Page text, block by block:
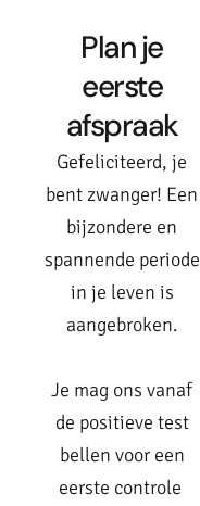
Plan je
eerste
afspraak
Gefeliciteerd, je
bent zwanger! Een
bijzondere en
spannende periode
in je leven is
aangebroken.
Je mag ons vanaf
de positieve test
bellen voor een
eerste controle